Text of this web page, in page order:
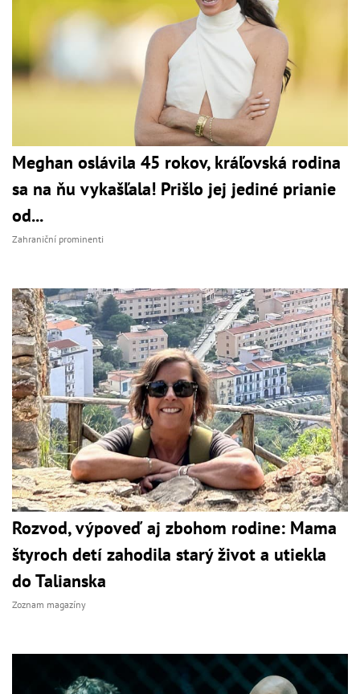
Meghan oslávila 45 rokov, kráľovská rodina
sa na ňu vykašľala! Prišlo jej jediné prianie
od...
Zahraniční prominenti
Rozvod, výpoveď aj zbohom rodine: Mama
štyroch detí zahodila starý život a utiekla
do Talianska
Zoznam magazíny